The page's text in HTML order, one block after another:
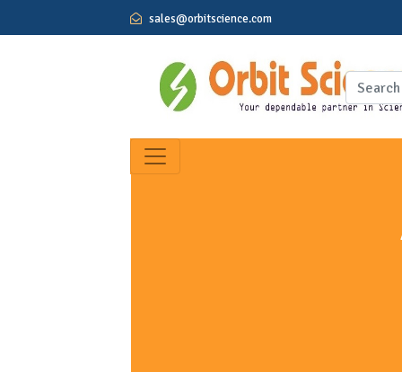
sales@orbitscience.com